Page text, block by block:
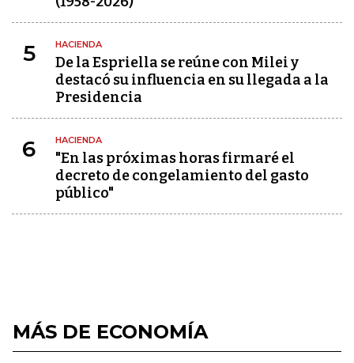
5 HACIENDA
De la Espriella se reúne con Milei y
destacó su influencia en su llegada a la
Presidencia
6 HACIENDA
"En las próximas horas firmaré el
decreto de congelamiento del gasto
público"
MÁS DE ECONOMÍA